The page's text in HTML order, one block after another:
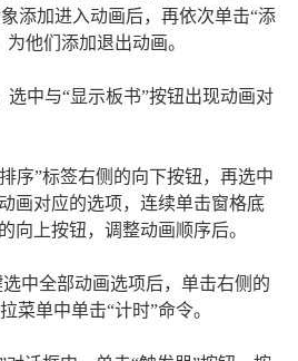
添加进入动画后，再依次单击“添
他们添加退出动画。
选中与“显示板书”按钮出现动画对
序”标签右侧的向下按钮，再选中
画对应的选项，连续单击窗格底
向上按钮，调整动画顺序后。
中全部动画选项后，单击右侧的
菜单中单击“计时”命令。